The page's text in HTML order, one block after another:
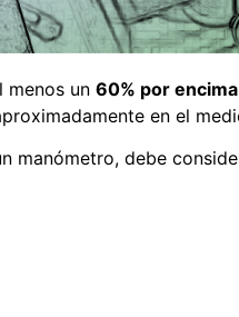
menos un 60% por encima
en el
manómetro, debe